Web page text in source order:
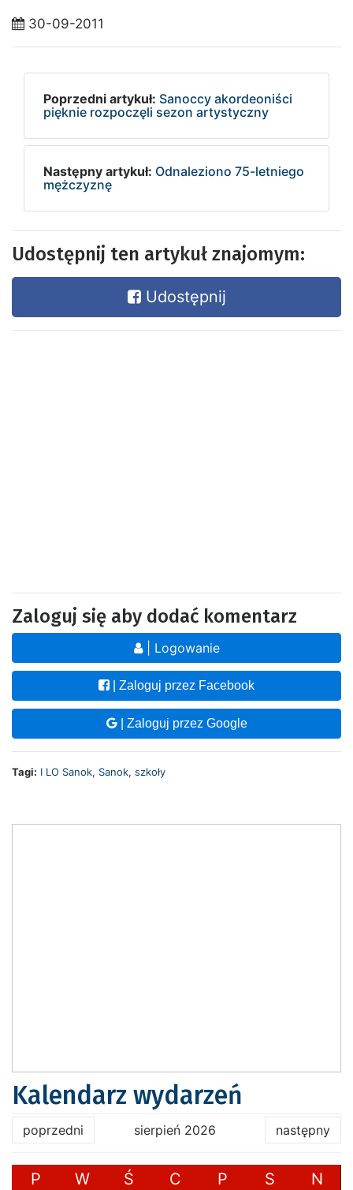
30-09-2011
Poprzedni artykuł: Sanoccy akordeoniści
pięknie rozpoczęli sezon artystyczny
Następny artykuł: Odnaleziono 75-letniego
mężczyznę
Udostępnij ten artykuł znajomym:
Udostępnij
Zaloguj się aby dodać komentarz
| Logowanie
| Zaloguj przez Facebook
| Zaloguj przez Google
Tagi: I LO Sanok, Sanok, szkoły
Kalendarz wydarzeń
poprzedni sierpień 2026 następny
P W Ś C P S N